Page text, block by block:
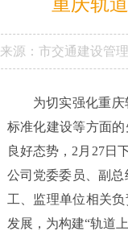
来源： 市交通建设管
为切实强化重
标准化建设等方面
良好态势，2月27日
公司党委委员、副
工、监理单位相关
发展，为构建“轨道